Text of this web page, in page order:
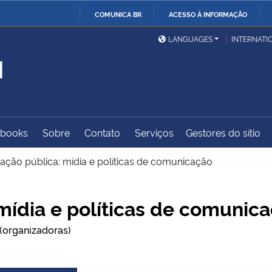
COMUNICA BR ACESSO À INFORMAÇÃO
Ministério da Defesa
Ministério das Relações
Exteriores
Ministério do
Desenvolvimento Regional
Controladoria-Geral da
União
Advocacia-Geral da União Banco Central do Brasil
LANGUAGES
Sobre Contato Serviços Gestores do sítio
pública: mídia e políticas de comunicação
e políticas de